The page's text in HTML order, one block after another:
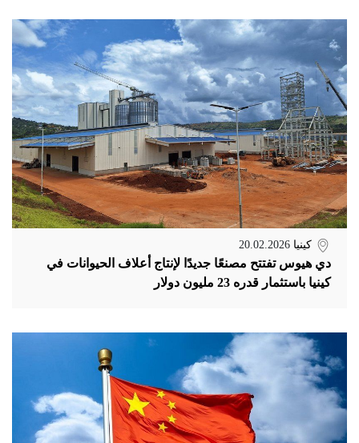
كينيا 20.02.2026
دي هيوس تفتتح مصنعًا جديدًا لإنتاج أعلاف الحيوانات في
كينيا باستثمار قدره 23 مليون دولار